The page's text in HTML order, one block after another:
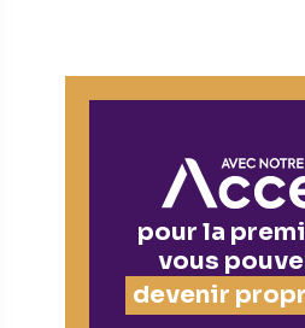
pour la
vous
devenir